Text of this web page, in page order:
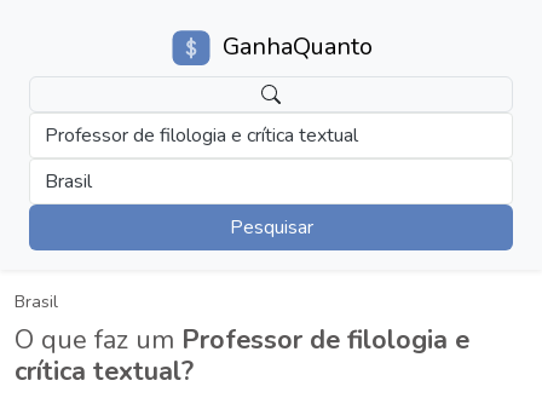
GanhaQuanto
Professor de filologia e crítica textual
Brasil
Pesquisar
Brasil
O que faz um Professor de filologia e
crítica textual?